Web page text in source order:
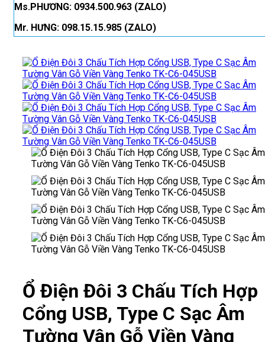
Ms.PHƯƠNG: 0934.500.963 (ZALO)
Mr. HƯNG: 098.15.15.985 (ZALO)
Ổ Điện Đôi 3 Chấu Tích Hợp
Cổng USB, Type C Sạc Âm
Tường Vân Gỗ Viền Vàng